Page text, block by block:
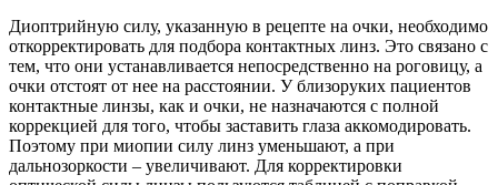
Диоптрийную силу, указанную в рецепте на очки, необходимо
откорректировать для подбора контактных линз. Это связано с
тем, что они устанавливается непосредственно на роговицу, а
очки отстоят от нее на расстоянии. У близоруких пациентов
контактные линзы, как и очки, не назначаются с полной
коррекцией для того, чтобы заставить глаза аккомодировать.
Поэтому при миопии силу линз уменьшают, а при
дальнозоркости – увеличивают. Для корректировки